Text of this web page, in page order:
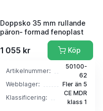
Doppsko 35 mm rullande
päron- formad fenoplast
1 055 kr Köp
Artikelnummer:
50100-
62
Webblager:
Fler än 5
Klassificering:
CE MDR
klass 1